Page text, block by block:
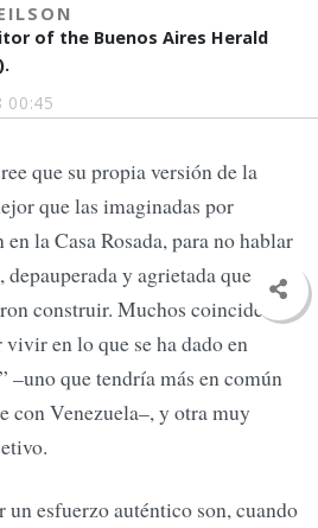
00:45
of the Buenos Aires Herald
que su propia versión de la
que las imaginadas por
la Casa Rosada, para no hablar
y agrietada que a
construir. Muchos coinciden,
vivir en lo que se ha dado en
–uno que tendría más en común
con Venezuela–, y otra muy
un esfuerzo auténtico son, cuando